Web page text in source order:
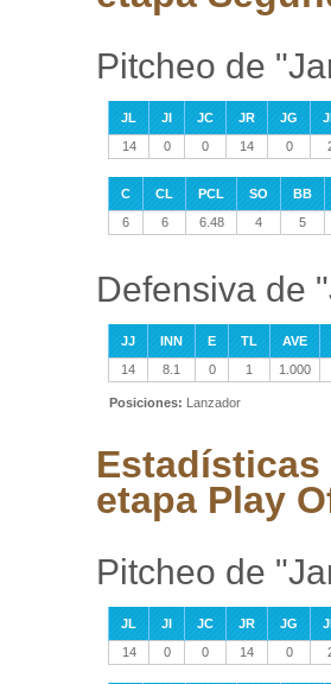
Pitcheo de
JL JI JC JR JG
14
0 0 14 0
C CL PCL SO
BB
6
6 6.48 4 5
Defensiva de
JJ INN E TL
AVE
14
8.1 0 1 1.000
Posiciones: Lanzador
Estadísticas
etapa Play
Pitcheo de
JL JI JC JR JG
14
0 0 14 0